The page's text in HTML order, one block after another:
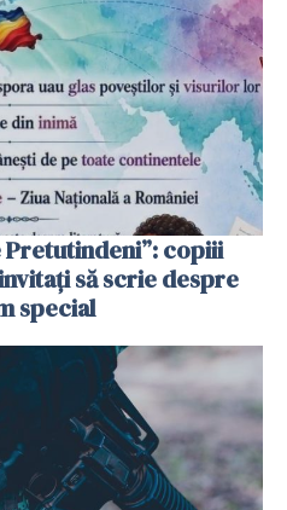
Pretutindeni”: copiii
să scrie despre
special